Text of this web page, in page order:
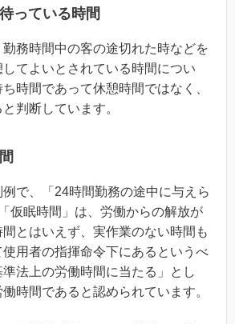
っている時間
務時間中の客の途切れた時などを
してよいとされている時間につい
時間であって休憩時間ではなく、
判断しています。
で、「24時間勤務の途中に与えら
仮眠時間」は、労働からの解放が
とはいえず、実作業のない時間も
用者の指揮命令下にあるというべ
法上の労働時間に当たる」とし
時間であると認められています。